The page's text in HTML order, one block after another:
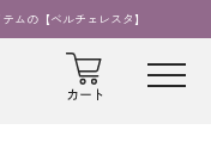
ムの【ベルチェレスタ】